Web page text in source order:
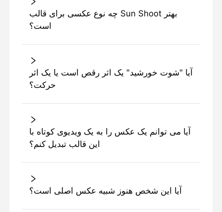
چه نوع عکسی برای قالب Sun Shoot بهتر
است؟
آیا "شوت خورشید" یک اثر رقص است یا یک اثر
حرکت؟
آیا می توانم یک عکس را به یک ویدیوی کوتاه با
این قالب تبدیل کنم؟
آیا این شخص هنوز شبیه عکس اصلی است؟